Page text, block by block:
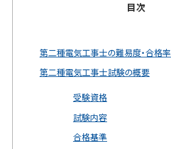
目次
第二種電気工事士の難易度・合格率
第二種電気工事士試験の概要
受験資格
試験内容
合格基準